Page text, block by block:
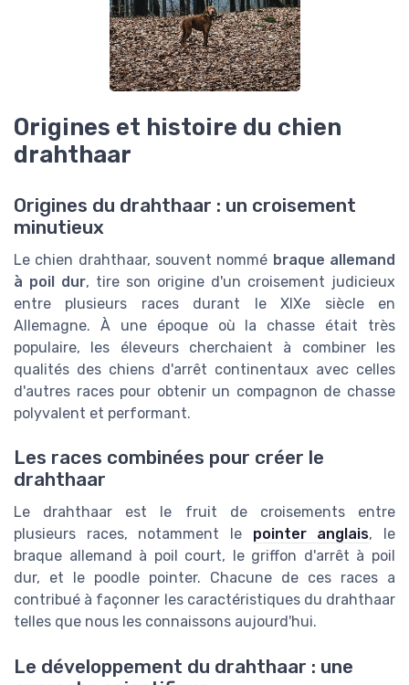
Origines et histoire du chien
drahthaar
Origines du drahthaar : un croisement
minutieux
Le chien drahthaar, souvent nommé braque allemand
à poil dur, tire son origine d'un croisement judicieux
entre plusieurs races durant le XIXe siècle en
Allemagne. À une époque où la chasse était très
populaire, les éleveurs cherchaient à combiner les
qualités des chiens d'arrêt continentaux avec celles
d'autres races pour obtenir un compagnon de chasse
polyvalent et performant.
Les races combinées pour créer le
drahthaar
Le drahthaar est le fruit de croisements entre
plusieurs races, notamment le pointer anglais, le
braque allemand à poil court, le griffon d'arrêt à poil
dur, et le poodle pointer. Chacune de ces races a
contribué à façonner les caractéristiques du drahthaar
telles que nous les connaissons aujourd'hui.
Le développement du drahthaar : une